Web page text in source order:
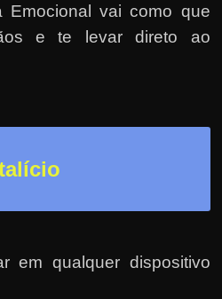
Emocional vai como que
e te levar direto ao
em qualquer dispositivo